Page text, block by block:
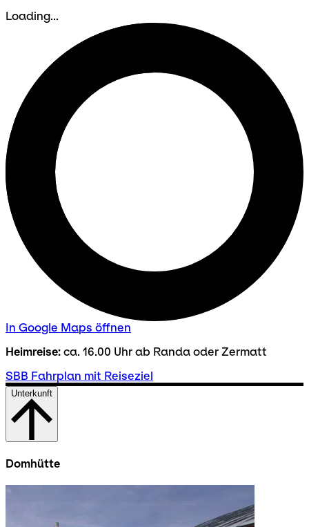
Loading...
In Google Maps öffnen
Heimreise: ca. 16.00 Uhr ab Randa oder Zermatt
SBB Fahrplan mit Reiseziel
Unterkunft
Domhütte